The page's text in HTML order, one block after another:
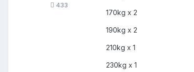
433
170kg x 2
190kg x 2
210kg x 1
230kg x 1